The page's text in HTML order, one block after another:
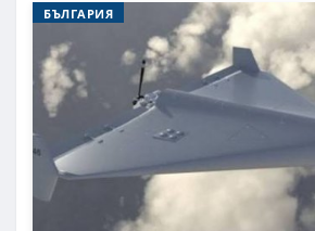
БЪЛГАРИЯ